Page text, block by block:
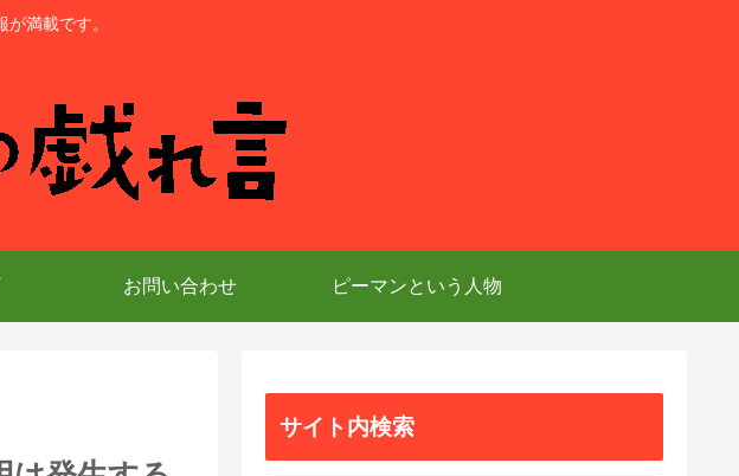
満載です。
お問い合わせ ピーマンという人物
サイト内検索